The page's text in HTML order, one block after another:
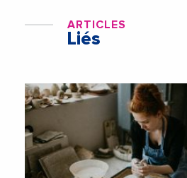
ARTICLES
Liés